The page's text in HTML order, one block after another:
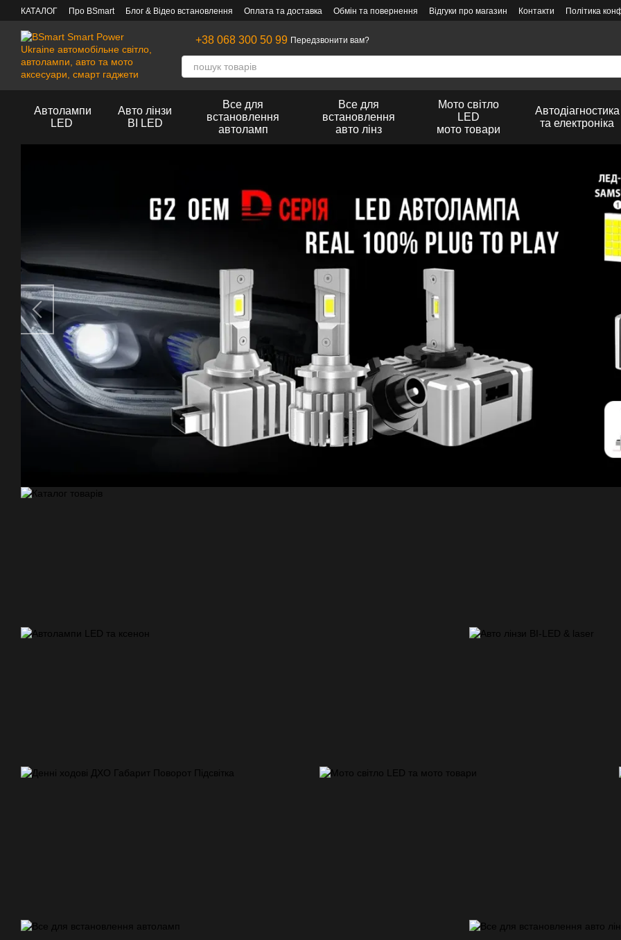
Перейти до основного контенту
КАТАЛОГ Про BSmart Блог & Відео встановлення Оплата та доставка Обмін та повернення Відгуки про магазин Контакти Політика
+38 068 300 50 99 Передзвонити вам?
Автолампи
LED
Авто лінзи
BI LED
Все для
встановлення
автоламп
Все для
встановлення
авто лінз
Мото світло
LED
мото товари
Автодіагностика
та електроніка